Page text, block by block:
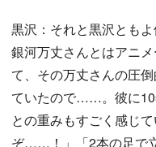
黒沢：それと黒沢とも
銀河万丈さんとはアニ
て、その万丈さんの圧
ていたので……。彼に10
との重みもすごく感じ
ぞ……！」「2本の足で